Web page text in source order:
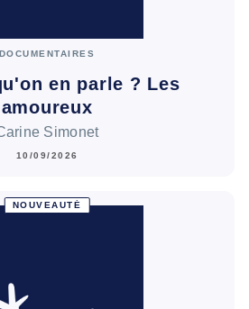
DOCUMENTAIRES
en parle ? Les
amoureux
Simonet
10/09/2026
NOUVEAUTÉ